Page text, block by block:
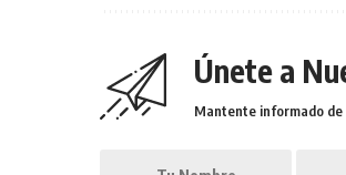
Únete a
Mantente informado